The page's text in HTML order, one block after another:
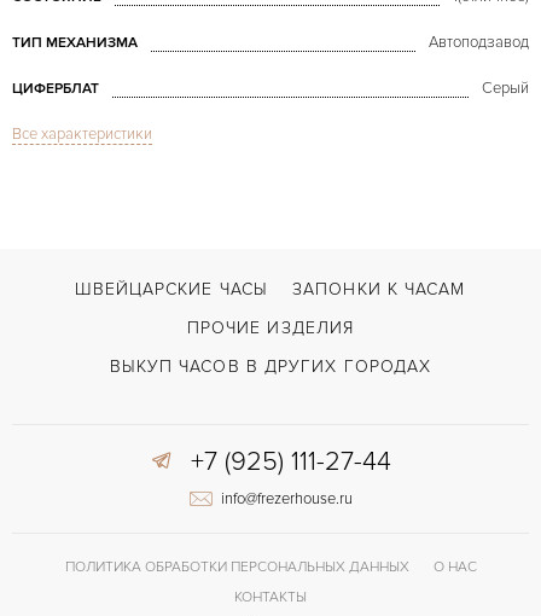
ТИП МЕХАНИЗМА Автоподзавод
ЦИФЕРБЛАТ Серый
СТЕКЛО
ЦВЕТ БРАСЛЕТА
Все характеристики
ШВЕЙЦАРСКИЕ ЧАСЫ
ЗАПОНКИ К ЧАСАМ
ПРОЧИЕ ИЗДЕЛИЯ
ВЫКУП ЧАСОВ В ДРУГИХ ГОРОДАХ
+7 (925) 111-27-44
info@frezerhouse.ru
ПОЛИТИКА ОБРАБОТКИ ПЕРСОНАЛЬНЫХ ДАННЫХ
О НАС
КОНТАКТЫ